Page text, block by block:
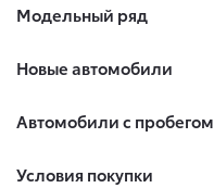
Модельный ряд
Новые автомобили
Автомобили с пробегом
Условия покупки